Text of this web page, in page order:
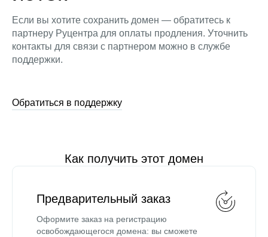
Если вы хотите сохранить домен — обратитесь к
партнеру Руцентра для оплаты продления. Уточнить
контакты для связи с партнером можно в службе
поддержки.
Обратиться в поддержку
Как получить этот домен
Предварительный заказ
Оформите заказ на регистрацию
освобождающегося домена: вы сможете